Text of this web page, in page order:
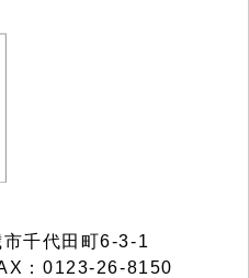
千代田町6-3-1
：0123-26-8150